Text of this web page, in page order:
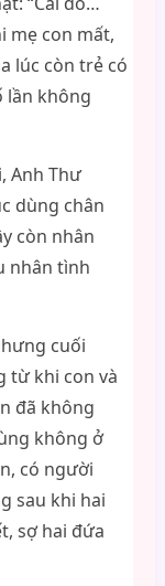
mẹ con mất,
lúc còn trẻ có
lần không
Anh Thư
dùng chân
còn nhân
nhân tình
cuối
từ khi con và
đã không
không ở
có người
sau khi hai
sợ hai đứa